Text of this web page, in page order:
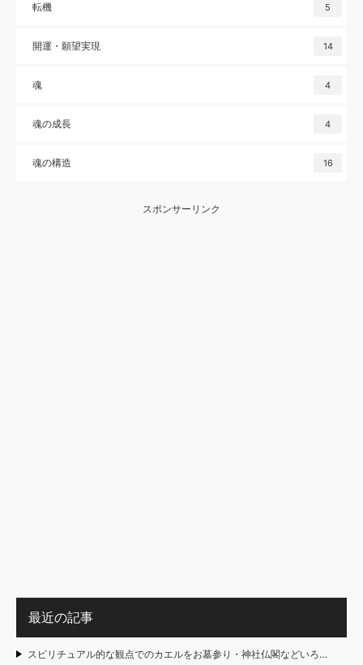
転機 5
開運・願望実現 14
魂 4
魂の成長 4
魂の構造 16
スポンサーリンク
最近の記事
スピリチュアル的な観点でのカエルをお墓参り・神社仏閣などいろ…